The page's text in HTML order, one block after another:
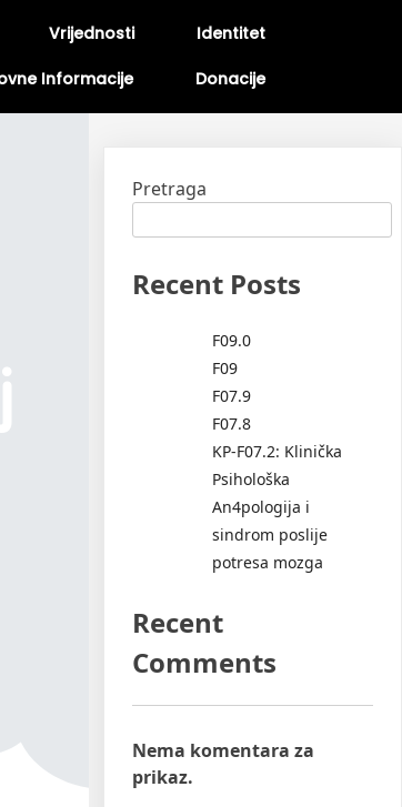
Vrijednosti Identitet
Informacije Donacije
Pretraga
Recent Posts
F09.0
F09
F07.9
F07.8
KP-F07.2: Klinička
Psihološka
An4pologija i
sindrom poslije
potresa mozga
Recent
Comments
Nema komentara za
prikaz.